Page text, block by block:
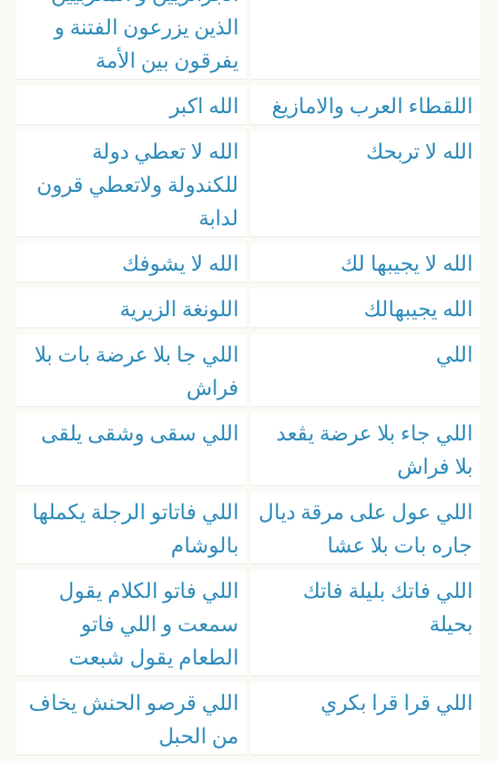
الذين يزرعون الفتنة و
يفرقون بين الأمة
اللقطاء العرب والامازيغ
الله اكبر
الله لا تربحك
الله لا تعطي دولة
للكندولة ولاتعطي قرون
لدابة
الله لا يجيبها لك
الله لا يشوفك
الله يجيبهالك
اللونغة الزيرية
اللي
اللي جا بلا عرضة بات بلا
فراش
اللي جاء بلا عرضة يڨعد
بلا فراش
اللي سقى وشقى يلقى
اللي عول على مرقة ديال
جاره بات بلا عشا
اللي فاتاتو الرجلة يكملها
بالوشام
اللي فاتك بليلة فاتك
بحيلة
اللي فاتو الكلام يقول
سمعت و اللي فاتو
الطعام يقول شبعت
اللي قرا قرا بكري
اللي قرصو الحنش يخاف
من الحبل